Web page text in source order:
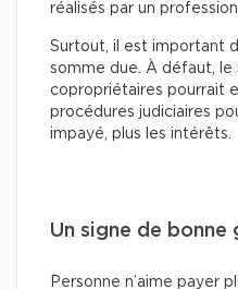
réalisés par un
Surtout, il est important
somme due. À défaut, le
copropriétaires pourrait
procédures judiciaires
impayé, plus les intérêts.
Un signe de bonne
Personne n’aime payer